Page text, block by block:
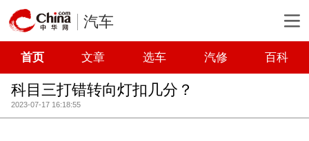
汽车
首页 文章 选车 汽修 百科
科目三打错转向灯扣几分？
2023-07-17 16:18:55